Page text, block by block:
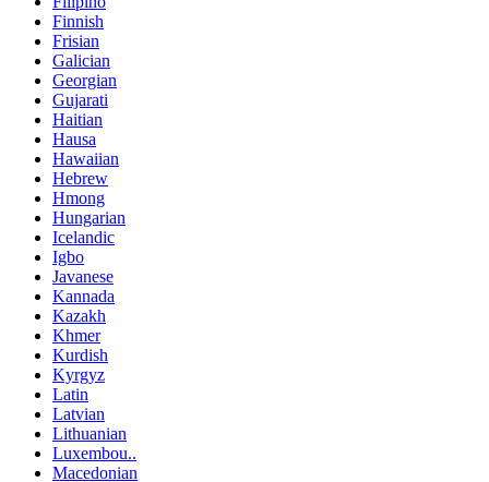
Finnish
Frisian
Galician
Georgian
Gujarati
Haitian
Hausa
Hawaiian
Hebrew
Hmong
Hungarian
Icelandic
Igbo
Javanese
Kannada
Kazakh
Khmer
Kurdish
Kyrgyz
Latin
Latvian
Lithuanian
Luxembou..
Macedonian